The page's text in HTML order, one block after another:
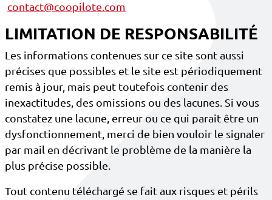
contact@coopilote.com
LIMITATION DE RESPONSABILITÉ
Les informations contenues sur ce site sont aussi
précises que possibles et le site est périodiquement
remis à jour, mais peut toutefois contenir des
inexactitudes, des omissions ou des lacunes. Si vous
constatez une lacune, erreur ou ce qui parait être un
dysfonctionnement, merci de bien vouloir le signaler
par mail en décrivant le problème de la manière la
plus précise possible.
Tout contenu téléchargé se fait aux risques et périls